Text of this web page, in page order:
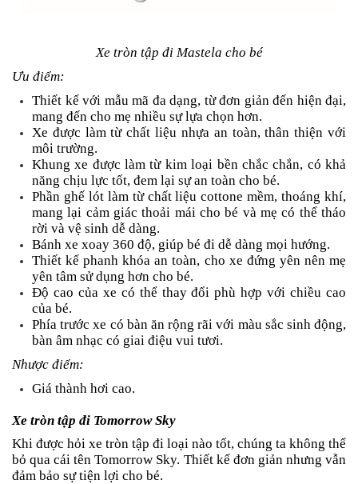
Xe tròn tập đi Mastela cho bé
Ưu điểm:
Thiết kế với mẫu mã đa dạng, từ đơn giản đến hiện đại,
mang đến cho mẹ nhiều sự lựa chọn hơn.
Xe được làm từ chất liệu nhựa an toàn, thân thiện với
môi trường.
Khung xe được làm từ kim loại bền chắc chắn, có khả
năng chịu lực tốt, đem lại sự an toàn cho bé.
Phần ghế lót làm từ chất liệu cottone mềm, thoáng khí,
mang lại cảm giác thoải mái cho bé và mẹ có thể tháo
rời và vệ sinh dễ dàng.
Bánh xe xoay 360 độ, giúp bé đi dễ dàng mọi hướng.
Thiết kế phanh khóa an toàn, cho xe đứng yên nên mẹ
yên tâm sử dụng hơn cho bé.
Độ cao của xe có thể thay đổi phù hợp với chiều cao
của bé.
Phía trước xe có bàn ăn rộng rãi với màu sắc sinh động,
bàn âm nhạc có giai điệu vui tươi.
Nhược điểm:
Giá thành hơi cao.
Xe tròn tập đi Tomorrow Sky
Khi được hỏi xe tròn tập đi loại nào tốt, chúng ta không thể
bỏ qua cái tên Tomorrow Sky. Thiết kế đơn giản nhưng vẫn
đảm bảo sự tiện lợi cho bé.